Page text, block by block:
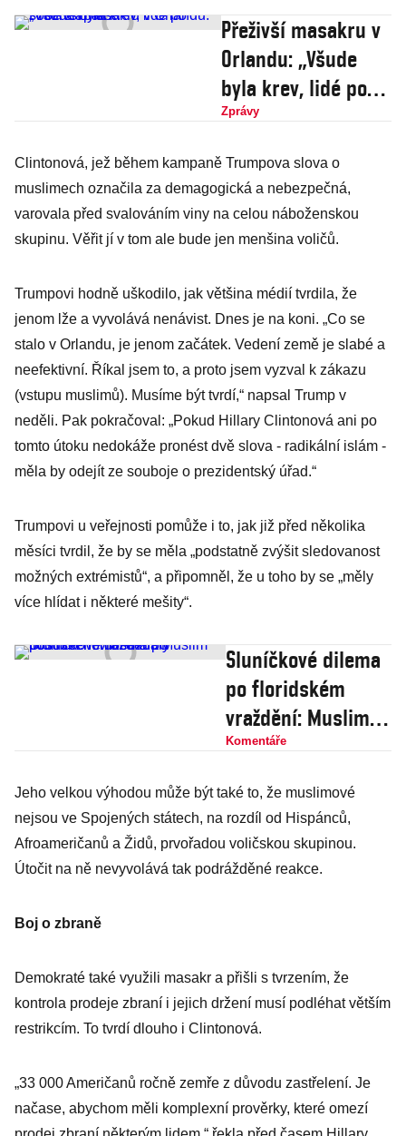
Přeživší masakru v
Orlandu: „Všude
byla krev, lidé po
sobě šlapali…“
Zprávy
Clintonová, jež během kampaně Trumpova slova o
muslimech označila za demagogická a nebezpečná,
varovala před svalováním viny na celou náboženskou
skupinu. Věřit jí v tom ale bude jen menšina voličů.
Trumpovi hodně uškodilo, jak většina médií tvrdila, že
jenom lže a vyvolává nenávist. Dnes je na koni. „Co se
stalo v Orlandu, je jenom začátek. Vedení země je slabé a
neefektivní. Říkal jsem to, a proto jsem vyzval k zákazu
(vstupu muslimů). Musíme být tvrdí,“ napsal Trump v
neděli. Pak pokračoval: „Pokud Hillary Clintonová ani po
tomto útoku nedokáže pronést dvě slova - radikální islám -
měla by odejít ze souboje o prezidentský úřad.“
Trumpovi u veřejnosti pomůže i to, jak již před několika
měsíci tvrdil, že by se měla „podstatně zvýšit sledovanost
možných extrémistů“, a připomněl, že u toho by se „měly
více hlídat i některé mešity“.
Sluníčkové dilema
po floridském
vraždění: Muslim
postřílel
Komentáře
Jeho velkou výhodou může být také to, že muslimové
nejsou ve Spojených státech, na rozdíl od Hispánců,
Afroameričanů a Židů, prvořadou voličskou skupinou.
Útočit na ně nevyvolává tak podrážděné reakce.
Boj o zbraně
Demokraté také využili masakr a přišli s tvrzením, že
kontrola prodeje zbraní i jejich držení musí podléhat větším
restrikcím. To tvrdí dlouho i Clintonová.
„33 000 Američanů ročně zemře z důvodu zastřelení. Je
načase, abychom měli komplexní prověrky, které omezí